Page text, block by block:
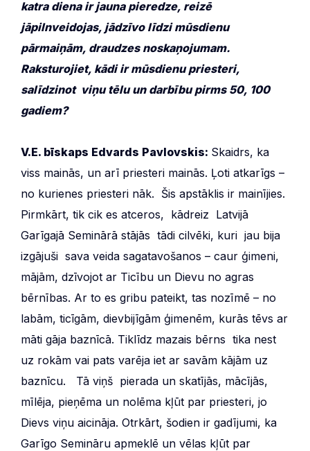
katra diena ir jauna pieredze, reizē
jāpilnveidojas, jādzīvo līdzi mūsdienu
pārmaiņām, draudzes noskaņojumam.
Raksturojiet, kādi ir mūsdienu priesteri,
salīdzinot viņu tēlu un darbību pirms 50, 100
gadiem?
V.E. bīskaps Edvards Pavlovskis: Skaidrs, ka
viss mainās, un arī priesteri mainās. Ļoti atkarīgs –
no kurienes priesteri nāk. Šis apstāklis ir mainījies.
Pirmkārt, tik cik es atceros, kādreiz Latvijā
Garīgajā Seminārā stājās tādi cilvēki, kuri jau bija
izgājuši sava veida sagatavošanos – caur ģimeni,
mājām, dzīvojot ar Ticību un Dievu no agras
bērnības. Ar to es gribu pateikt, tas nozīmē – no
labām, ticīgām, dievbijīgām ģimenēm, kurās tēvs ar
māti gāja baznīcā. Tiklīdz mazais bērns tika nest
uz rokām vai pats varēja iet ar savām kājām uz
baznīcu. Tā viņš pierada un skatījās, mācījās,
mīlēja, pieņēma un nolēma kļūt par priesteri, jo
Dievs viņu aicināja. Otrkārt, šodien ir gadījumi, ka
Garīgo Semināru apmeklē un vēlas kļūt par